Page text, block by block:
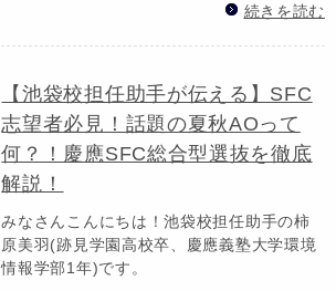
続きを読む
【池袋校担任助手が伝える】SFC
志望者必見！話題の夏秋AOって
何？！慶應SFC総合型選抜を徹底
解説！
みなさんこんにちは！池袋校担任助手の柿
原美羽(跡見学園高校卒、慶應義塾大学環境
情報学部1年)です。